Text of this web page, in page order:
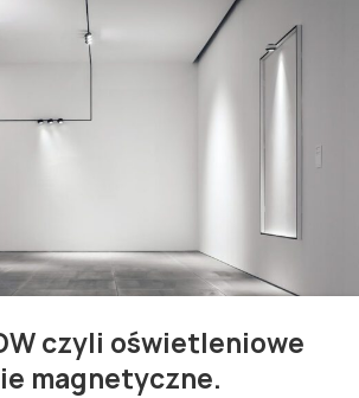
czyli oświetleniowe
magnetyczne.